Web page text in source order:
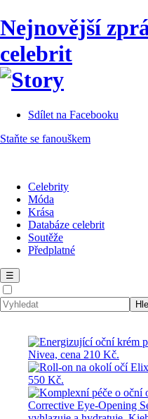
Nejnovější
celebrit
Sdílet na Facebooku
Staňte se fanouškem
Celebrity
Móda
Krása
Databáze celebrit
Soutěže
Předplatné
☰